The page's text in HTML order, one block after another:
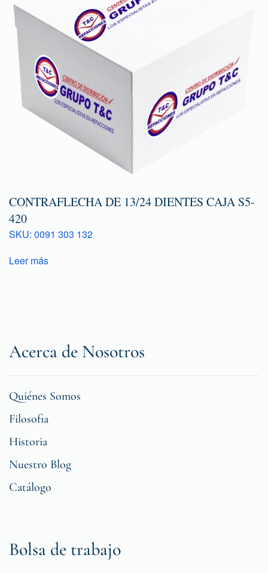
CONTRAFLECHA DE 13/24 DIENTES CAJA S5-
420
SKU: 0091 303 132
Leer más
Acerca de Nosotros
Quiénes Somos
Filosofia
Historia
Nuestro Blog
Catálogo
Bolsa de trabajo